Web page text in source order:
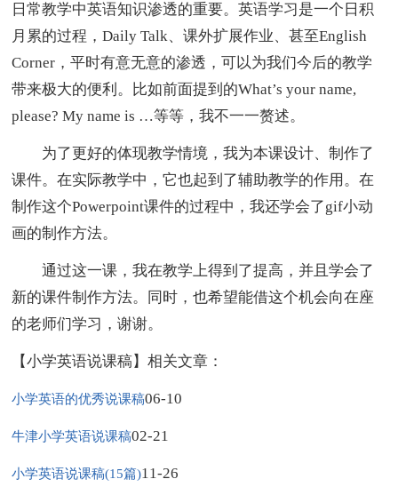
日常教学中英语知识渗透的重要。英语学习是一个日积
月累的过程，Daily Talk、课外扩展作业、甚至English
Corner，平时有意无意的渗透，可以为我们今后的教学
带来极大的便利。比如前面提到的What’s your name,
please? My name is …等等，我不一一赘述。
为了更好的体现教学情境，我为本课设计、制作了
课件。在实际教学中，它也起到了辅助教学的作用。在
制作这个Powerpoint课件的过程中，我还学会了gif小动
画的制作方法。
通过这一课，我在教学上得到了提高，并且学会了
新的课件制作方法。同时，也希望能借这个机会向在座
的老师们学习，谢谢。
【小学英语说课稿】相关文章：
小学英语的优秀说课稿06-10
牛津小学英语说课稿02-21
小学英语说课稿(15篇)11-26